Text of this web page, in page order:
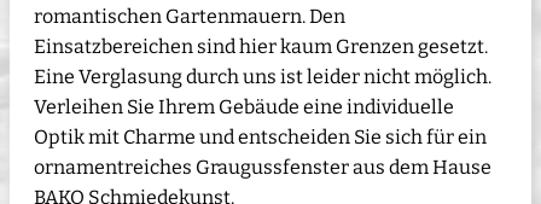
romantischen Gartenmauern. Den
Einsatzbereichen sind hier kaum Grenzen gesetzt.
Eine Verglasung durch uns ist leider nicht möglich.
Verleihen Sie Ihrem Gebäude eine individuelle
Optik mit Charme und entscheiden Sie sich für ein
ornamentreiches Graugussfenster aus dem Hause
BAKO Schmiedekunst.